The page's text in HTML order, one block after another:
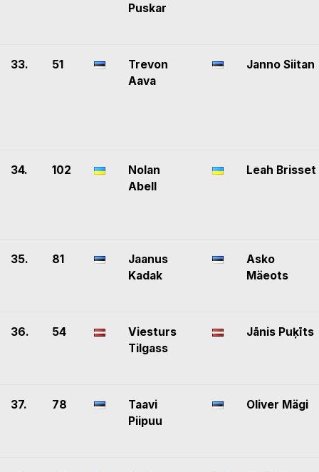
Puskar
33. 51
Trevon
Aava
Janno Siitan
34. 102
Nolan
Abell
Leah Brisset
35. 81
Jaanus
Kadak
Asko
Mäeots
36. 54
Viesturs
Tilgass
Jānis Puķīts
37. 78
Taavi
Piipuu
Oliver Mägi